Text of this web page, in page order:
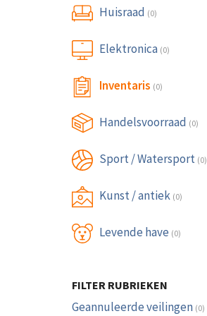
Huisraad (0)
Elektronica (0)
Inventaris (0)
Handelsvoorraad (0)
Sport / Watersport (0)
Kunst / antiek (0)
Levende have (0)
FILTER RUBRIEKEN
Geannuleerde veilingen (0)